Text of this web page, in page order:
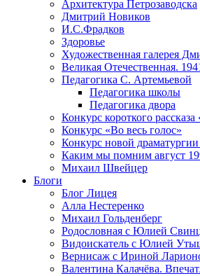
Архитектура Петрозаводска
Дмитрий Новиков
И.С.Фрадков
Здоровье
Художественная галерея
Великая Отечественная.
Педагогика С. Артемьевой
Педагогика школы
Педагогика двора
Конкурс короткого рассказа
Конкурс «Во весь голос»
Конкурс новой
Каким мы помним август
Михаил Швейцер
Блоги
Блог Лицея
Алла Нестеренко
Михаил Гольденберг
Родословная с Юлией
Видоискатель с Юлией
Вернисаж с Ириной
Валентина Калачёва.